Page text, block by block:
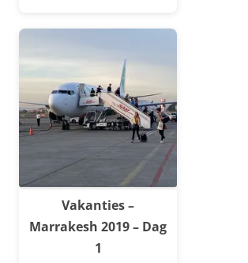
Vakanties –
Marrakesh 2019 – Dag
1